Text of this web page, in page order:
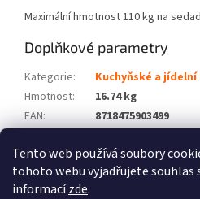
Tento web používá soubory
tohoto webu vyjadřujete souhlas
informacízde.
Maximální hmotnost 110 kg na
Doplňkové parametry
Kategorie:
Kuchyňské a jídelní
Hmotnost:
16.74 kg
EAN:
8718475903499
Počet balíků: 1